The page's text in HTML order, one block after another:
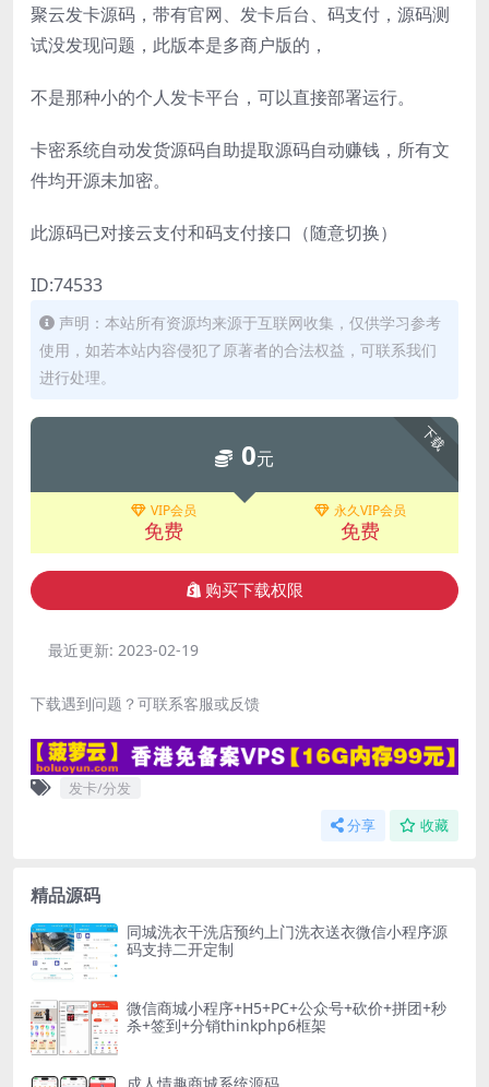
聚云发卡源码，带有官网、发卡后台、码支付，源码测
试没发现问题，此版本是多商户版的，
不是那种小的个人发卡平台，可以直接部署运行。
卡密系统自动发货源码自助提取源码自动赚钱，所有文
件均开源未加密。
此源码已对接云支付和码支付接口（随意切换）
ID:74533
声明：本站所有资源均来源于互联网收集，仅供学习参考
使用，如若本站内容侵犯了原著者的合法权益，可联系我们
进行处理。
下载
0元
VIP会员
免费
永久VIP会员
免费
购买下载权限
最近更新: 2023-02-19
下载遇到问题？可联系客服或反馈
发卡/分发
分享 收藏
精品源码
同城洗衣干洗店预约上门洗衣送衣微信小程序源
码支持二开定制
微信商城小程序+H5+PC+公众号+砍价+拼团+秒
杀+签到+分销thinkphp6框架